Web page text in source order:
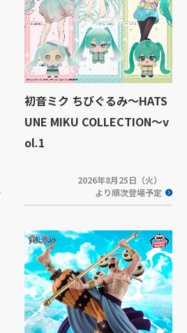
初音ミク ちびぐるみ～HATS
UNE MIKU COLLECTION～v
ol.1
2026年8月25日（火）
より順次登場予定